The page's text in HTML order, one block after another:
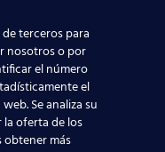
terceros para
nosotros o por
el número
el
Se analiza su
oferta de los
obtener más